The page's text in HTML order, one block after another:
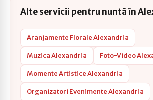
Alte servicii pentru nuntă în
Aranjamente Florale Alexandria
Muzica Alexandria Foto-Video
Momente Artistice Alexandria
Organizatori Evenimente Alexandria